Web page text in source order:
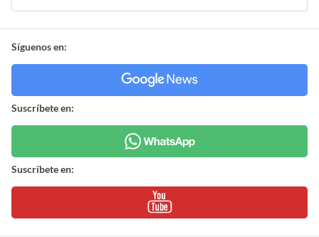
Síguenos en:
Suscríbete en:
Suscríbete en: